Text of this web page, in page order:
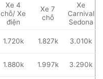
Xe 4
chỗ/ Xe
điện
Xe 7
chỗ
Xe
Carnival
Sedona
1.720k 1.827k 3.010k
1.880k 1.997k 3.290k